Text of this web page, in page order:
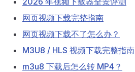
网页视频下载完整指南
网页视频下载不了怎么办？
M3U8 / HLS 视频下载完整指南
m3u8 下载后怎么转 MP4？